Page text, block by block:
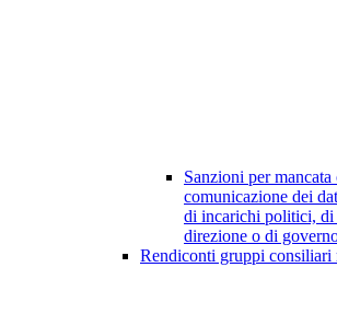
Sanzioni per
comunicazione dei
di incarichi politici, di
direzione o di
Rendiconti gruppi